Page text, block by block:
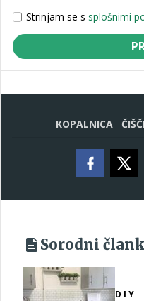
Strinjam se s splošnimi
KOPALNICA
Sorodni
DIY